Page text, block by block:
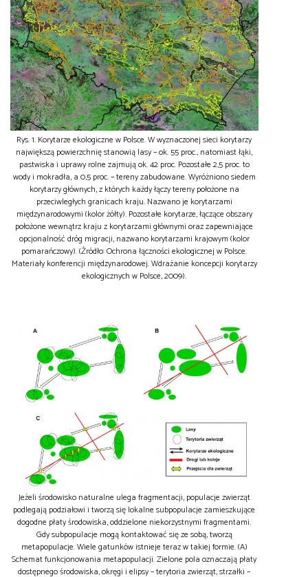
Rys. 1. Korytarze ekologiczne w Polsce. W wyznaczonej sieci korytarzy
największą powierzchnię stanowią lasy – ok. 55 proc., natomiast łąki,
pastwiska i uprawy rolne zajmują ok. 42 proc. Pozostałe 2,5 proc. to
wody i mokradła, a 0,5 proc. – tereny zabudowane. Wyróżniono siedem
korytarzy głównych, z których każdy łączy tereny położone na
przeciwległych granicach kraju. Nazwano je korytarzami
międzynarodowymi (kolor żółty). Pozostałe korytarze, łączące obszary
położone wewnątrz kraju z korytarzami głównymi oraz zapewniające
opcjonalność dróg migracji, nazwano korytarzami krajowym (kolor
pomarańczowy). (Źródło: Ochrona łączności ekologicznej w Polsce.
Materiały konferencji międzynarodowej. Wdrażanie koncepcji korytarzy
ekologicznych w Polsce, 2009).
Jeżeli środowisko naturalne ulega fragmentacji, populacje zwierząt
podlegają podziałowi i tworzą się lokalne subpopulacje zamieszkujące
dogodne płaty środowiska, oddzielone niekorzystnymi fragmentami.
Gdy subpopulacje mogą kontaktować się ze sobą, tworzą
metapopulacje. Wiele gatunków istnieje teraz w takiej formie. (A)
Schemat funkcjonowania metapopulacji. Zielone pola oznaczają płaty
dostępnego środowiska, okręgi i elipsy – terytoria zwierząt, strzałki –